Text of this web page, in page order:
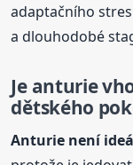
adaptačního
a dlouhodobé
Je anturie
dětského
Anturie není